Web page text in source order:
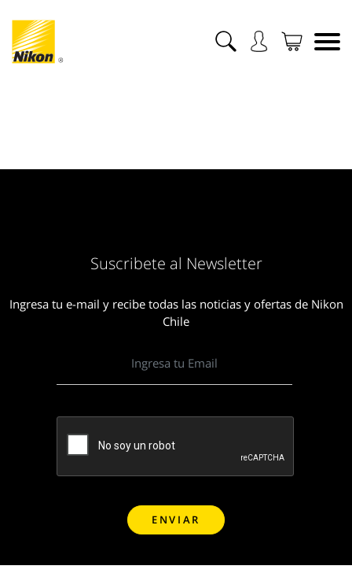
Suscribete al Newsletter
Ingresa tu e-mail y recibe todas las noticias y ofertas de Nikon
Chile